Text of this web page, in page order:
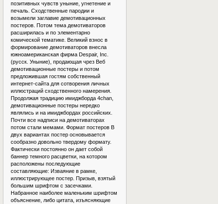
позитивных чувств уныние, угнетение и
печаль. Сходственные пародии и
возымели заглавие демотивационных
постеров. Потом тема демотиваторов
расширилась и по элементарно
комической тематике. Великий взнос в
формирование демотиваторов внесла
южноамериканская фирма Despair, Inc.
(русск. Уныние), продающая чрез Веб
демотивационные постеры и потом
предложившая гостям собственный
интернет-сайта для сотворения личных
иллюстраций сходственного намерения.
Продолжая традицию имиджборда 4chan,
демотивационные постеры нередко
являлись и на имиджбордах российских.
Почти все надписи на демотиваторах
потом стали мемами. Формат постеров В
двух вариантах постер основывается
сообразно довольно твердому формату.
Фактически постоянно он дает собой
баннер темного расцветки, на котором
расположены последующие
составляющие: Изваяние в рамке,
иллюстрирующее постер. Призыв, взятый
большим шрифтом с засечками.
Набранное наиболее маленьким шрифтом
объяснение, либо цитата, изъясняющие